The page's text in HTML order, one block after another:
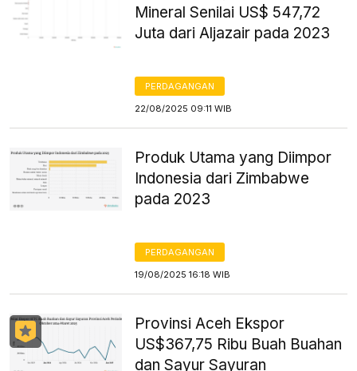
Mineral Senilai US$ 547,72
Juta dari Aljazair pada 2023
PERDAGANGAN
22/08/2025 09:11 WIB
Produk Utama yang Diimpor
Indonesia dari Zimbabwe
pada 2023
PERDAGANGAN
19/08/2025 16:18 WIB
Provinsi Aceh Ekspor
US$367,75 Ribu Buah Buahan
dan Sayur Sayuran